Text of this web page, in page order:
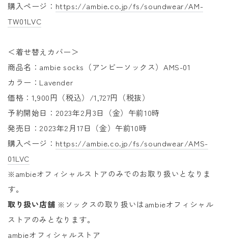
購入ページ： https://ambie.co.jp/fs/soundwear/AM-
TW01LVC
＜着せ替えカバー＞
商品名：ambie socks（アンビーソックス）AMS-01
カラー：Lavender
価格：1,900円（税込）/1,727円（税抜）
予約開始日：2023年2月3日（金）午前10時
発売日：2023年2月17日（金）午前10時
購入ページ： https://ambie.co.jp/fs/soundwear/AMS-
01LVC
※ambieオフィシャルストアのみでのお取り扱いとなりま
す。
取り扱い店舗 ※ソックスの取り扱いはambieオフィシャル
ストアのみとなります。
ambieオフィシャルストア